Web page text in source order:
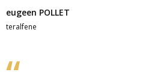
eugeen POLLET
teralfene